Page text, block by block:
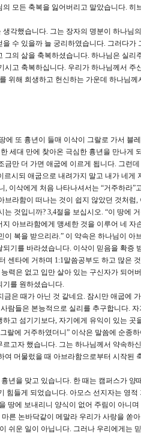
모든 축복을 잃어버리고 말았습니다. 히
각했습니다. 그는 장자의 명분이 하나님
수 있을까 늘 궁리하였습니다. 그러다가
의 삶을 축복하셨습니다. 하나님은 실리
고 축복하십니다. 우리가 하나님께서 주
위해 희생하고 헌신하는 가운데 하나님께
에 또 흉년이 들매 이삭이 그랄로 가서 블
세대 만에 찾아온 극심한 흉년을 만나게
만 더 가면 애굽에 이르게 됩니다. 그런
시되 애굽으로 내려가지 말고 내가 네게
이삭에게 처음 나타나셔서는 “거주하라”
라함이 떠나는 것이 쉽지 않았던 것처럼
것입니까? 3,4절을 보십시오. “이 땅에
아브라함에게 맹세한 것을 이루어 네 자
복을 받으리라.” 이 약속은 하나님이 아
기를 바라셨습니다. 이삭이 믿음을 확증
센타에 거하며 1:1말씀공부도 하고 많은
력은 없고 입만 살아 있는 구신자가 되어
기를 원하셨습니다.
은 때가 아닌 것 같네요. 잠시만 애굽에
람들은 본능적으로 실리를 추구합니다.
고 섬기기보다, 자기에게 유익이 있는 곳
랄에 거주하였더니” 이삭은 말씀에 순종
고자 했습니다. 그는 하나님께서 약속하
머물렀을 때 아브라함으로부터 시작된
년을 맞고 있습니다. 한 때는 캠퍼스가
힘들게 되었습니다. 아모스 선지자는 영
땅에 보내리니 양식이 없어 주림이 아니
른 논바닥같이 메말라 우리가 사랑을 쏟
쉬운 일이 아닙니다. 그러나 우리에게는